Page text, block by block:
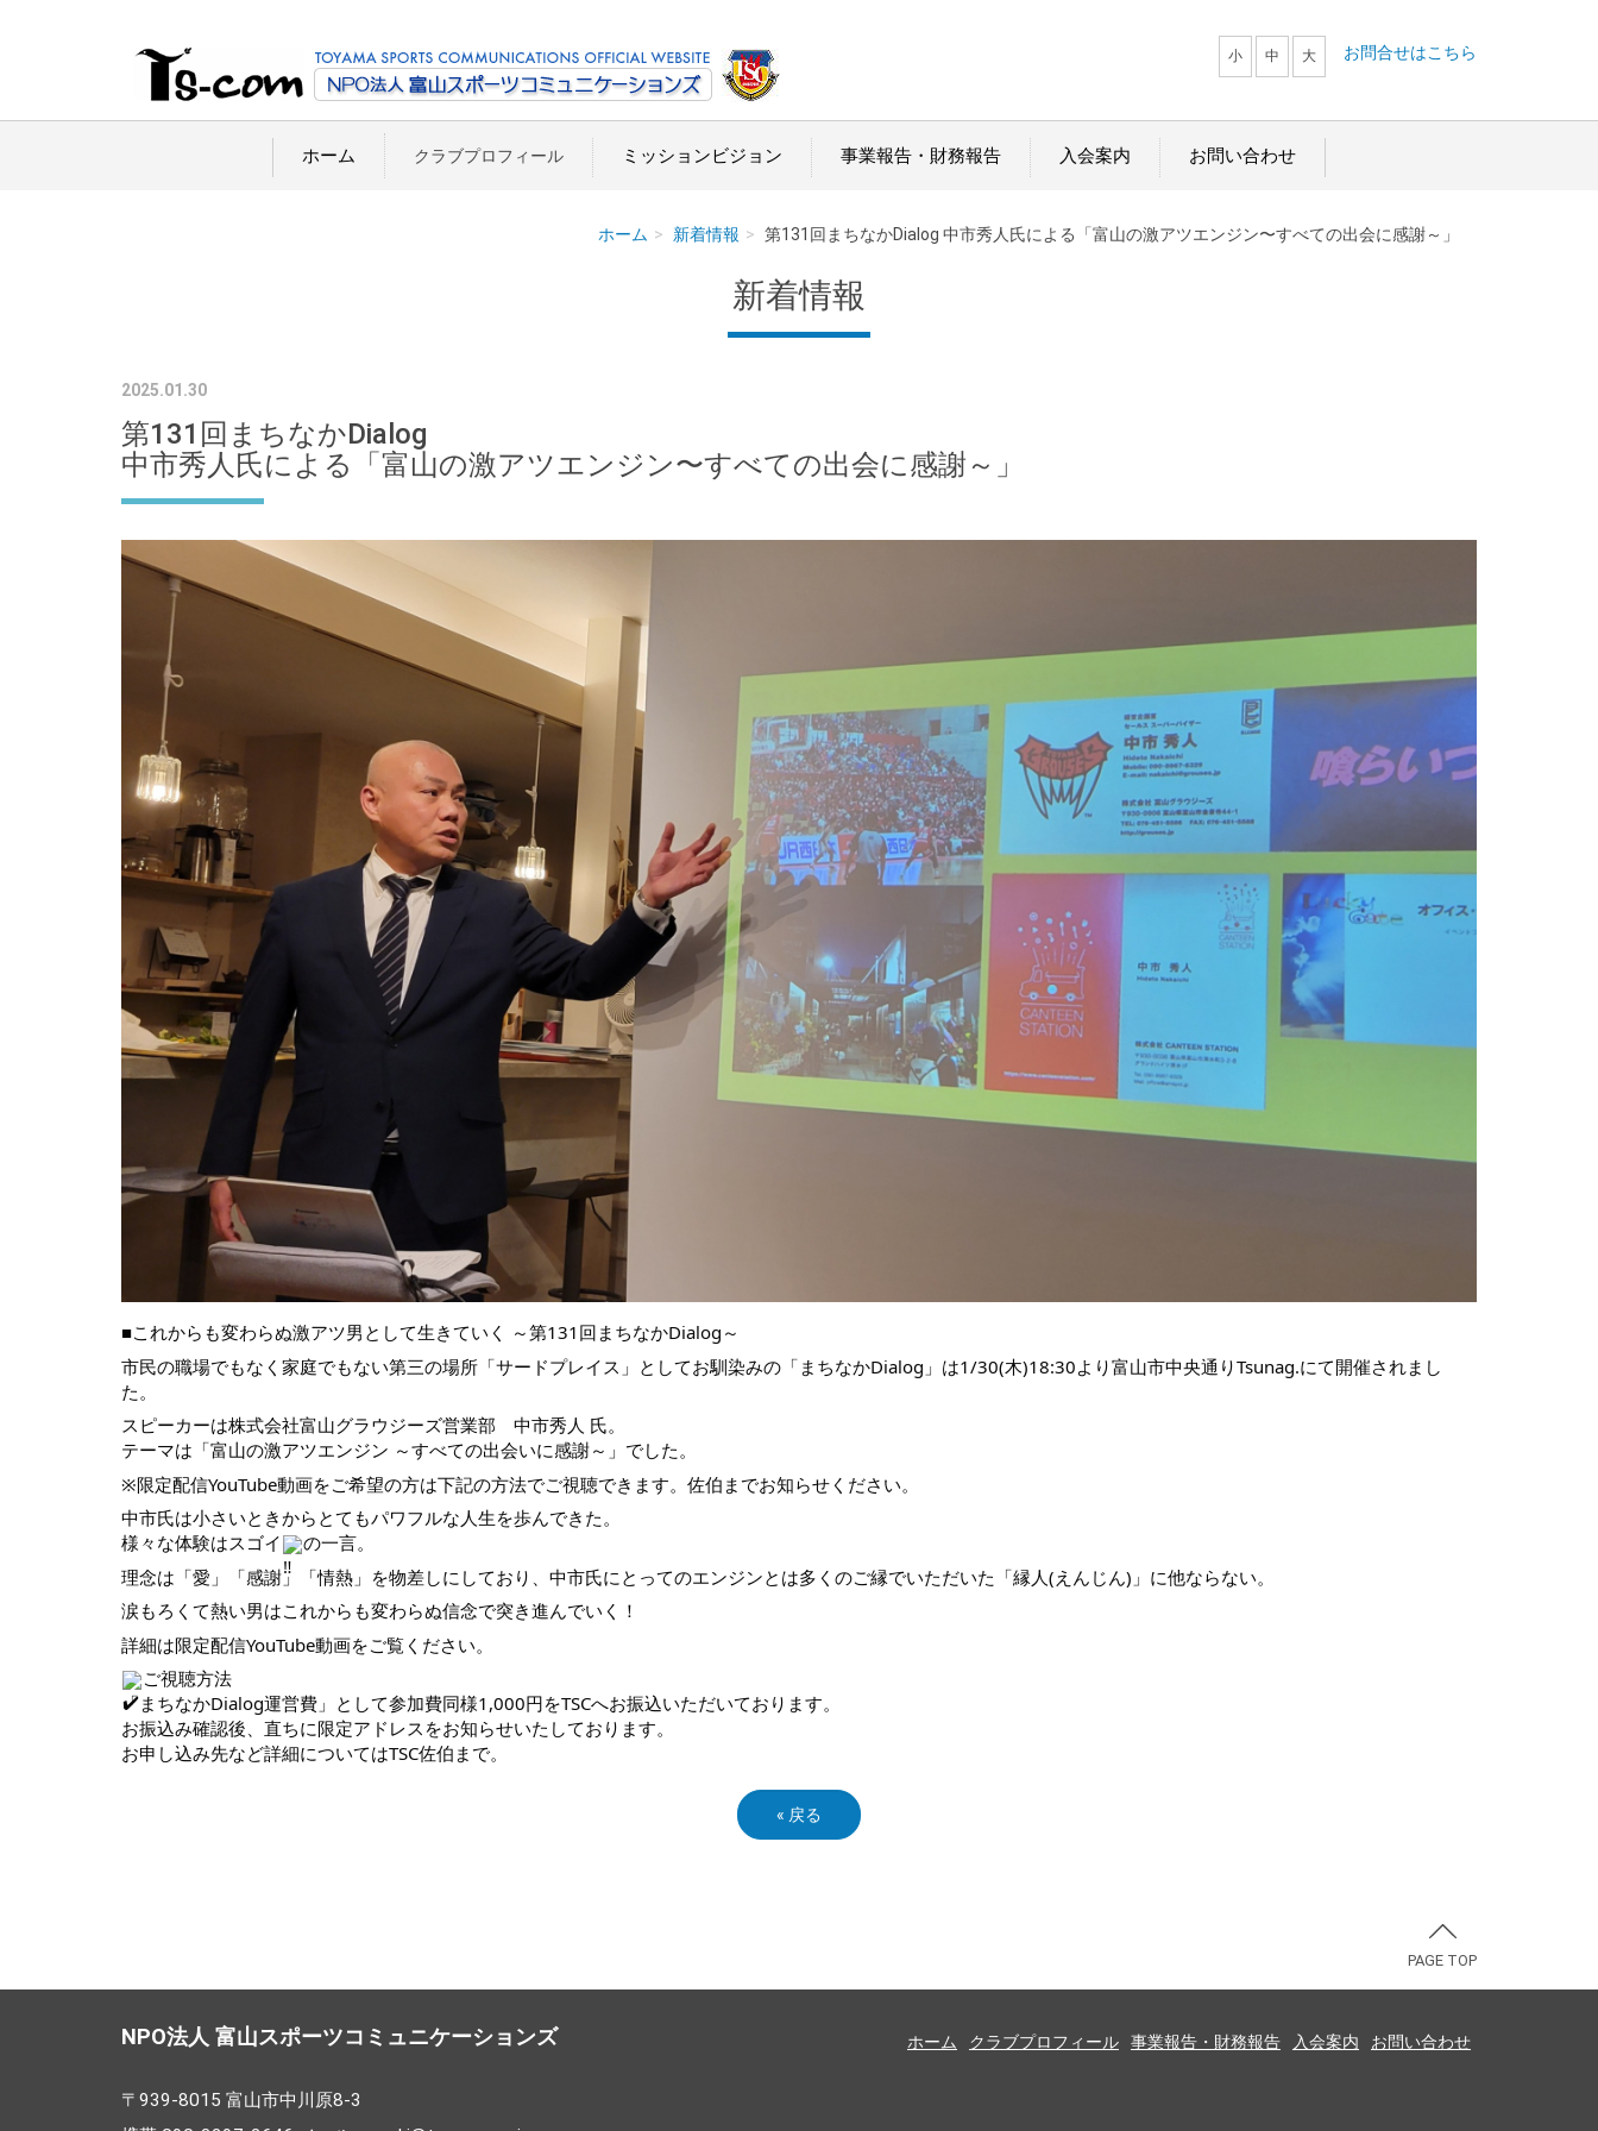
お問合せはこちら
小 中 大
ホーム クラブプロフィール ミッションビジョン 事業報告・財務報告 入会案内 お問い合わせ
ホーム 新着情報 第131回まちなかDialog 中市秀人氏による「富山の激アツエンジン〜すべての出会に感謝～」
新着情報
2025.01.30
第131回まちなかDialog
中市秀人氏による「富山の激アツエンジン〜すべての出会に感謝～」
■これからも変わらぬ激アツ男として生きていく ～第131回まちなかDialog～
市民の職場でもなく家庭でもない第三の場所「サードプレイス」としてお馴染みの「まちなかDialog」は1/30(木)18:30より富山市中央通りTsunag.にて開催されまし
た。
スピーカーは株式会社富山グラウジーズ営業部 中市秀人 氏。
テーマは「富山の激アツエンジン ～すべての出会いに感謝～」でした。
※限定配信YouTube動画をご希望の方は下記の方法でご視聴できます。佐伯までお知らせください。
中市氏は小さいときからとてもパワフルな人生を歩んできた。
様々な体験はスゴイ
の一言。
理念は「愛」「感謝」「情熱」を物差しにしており、中市氏にとってのエンジンとは多くのご縁でいただいた「縁人(えんじん)」に他ならない。
涙もろくて熱い男はこれからも変わらぬ信念で突き進んでいく！
詳細は限定配信YouTube動画をご覧ください。
ご視聴方法
「まちなかDialog運営費」として参加費同様1,000円をTSCへお振込いただいております。
お振込み確認後、直ちに限定アドレスをお知らせいたしております。
お申し込み先など詳細についてはTSC佐伯まで。
« 戻る
PAGE TOP
NPO法人 富山スポーツコミュニケーションズ
〒939-8015 富山市中川原8-3
ホーム クラブプロフィール 事業報告・財務報告 入会案内 お問い合わせ